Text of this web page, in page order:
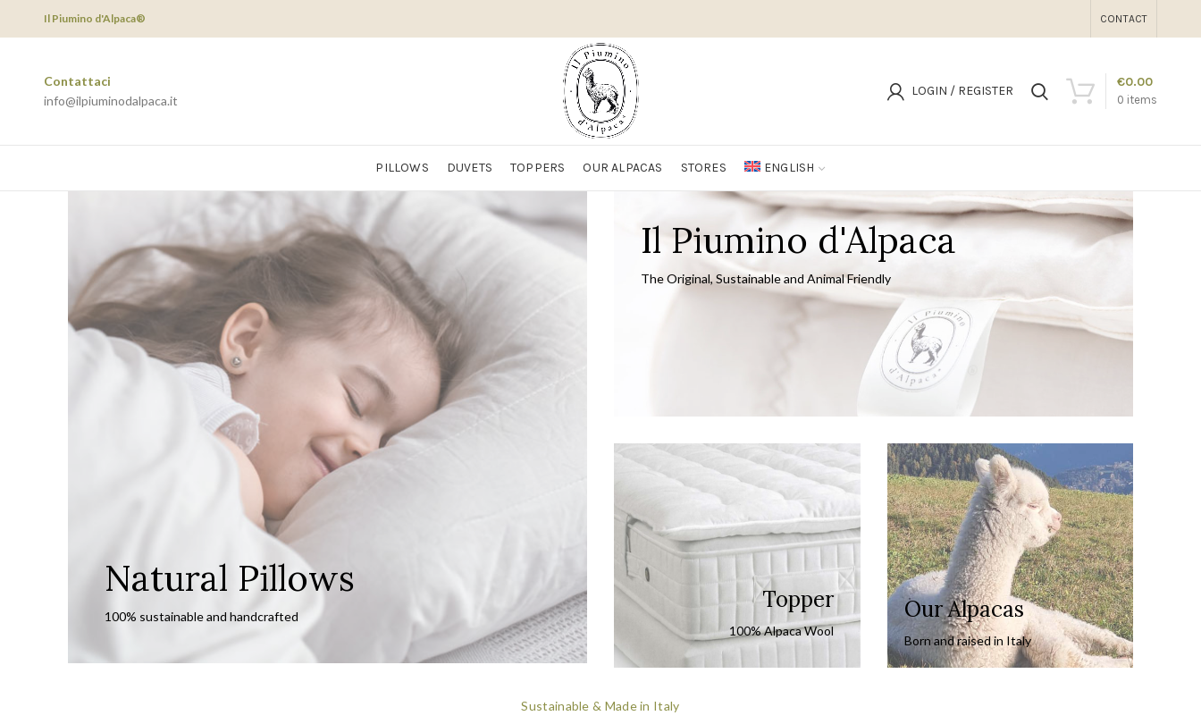
Il Piumino d'Alpaca® CONTACT
Contattaci
info@ilpiuminodalpaca.it
LOGIN / REGISTER
0 items
€0.00
PILLOWS DUVETS TOPPERS OUR ALPACAS STORES ENGLISH
Natural Pillows
100% sustainable and handcrafted
Il Piumino d'Alpaca
The Original, Sustainable and Animal Friendly
Topper
100% Alpaca Wool
Our Alpacas
Born and raised in Italy
Sustainable & Made in Italy